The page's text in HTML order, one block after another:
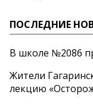
ПОСЛЕДНИЕ
В школе №2086
Жители
лекцию